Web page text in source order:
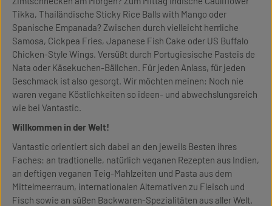
Tikka, Thailändische Sticky Rice Balls with Mango oder
Spanische Empanada? Zwischen durch vielleicht herrliche
Samosa, Cickpea Fries, Japanese Fish Cake oder US Buffalo
Chicken-Style Wings. Versüßt durch Portugiesische Pasteis de
Nata oder Käsekuchen-Bällchen. Für jeden Anlass, für jeden
Geschmack ist also gesorgt. Wir möchten meinen: Noch nie
waren vegane Köstlichkeiten so ideen- und abwechslungsreich
wie bei Vantastic.
Willkommen in der Welt!
Vantastic orientiert sich dabei an den jeweils Besten ihres
Faches: an tradtionelle, natürlich veganen Rezepten aus Indien,
an deftigen veganen Teig-Mahlzeiten und Pasta aus dem
Mittelmeerraum, internationalen Alternativen zu Fleisch und
Fisch sowie an süßen Backwaren-Spezialitäten aus aller Welt.